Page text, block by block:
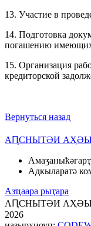
13. Участие в
14. Подготовка
погашению
15. Организация
кредиторской
Вернуться назад
АԤСНЫТӘИ
Адкыларатә
Азҵаара рыҭара
АԤСНЫТӘИ
2026